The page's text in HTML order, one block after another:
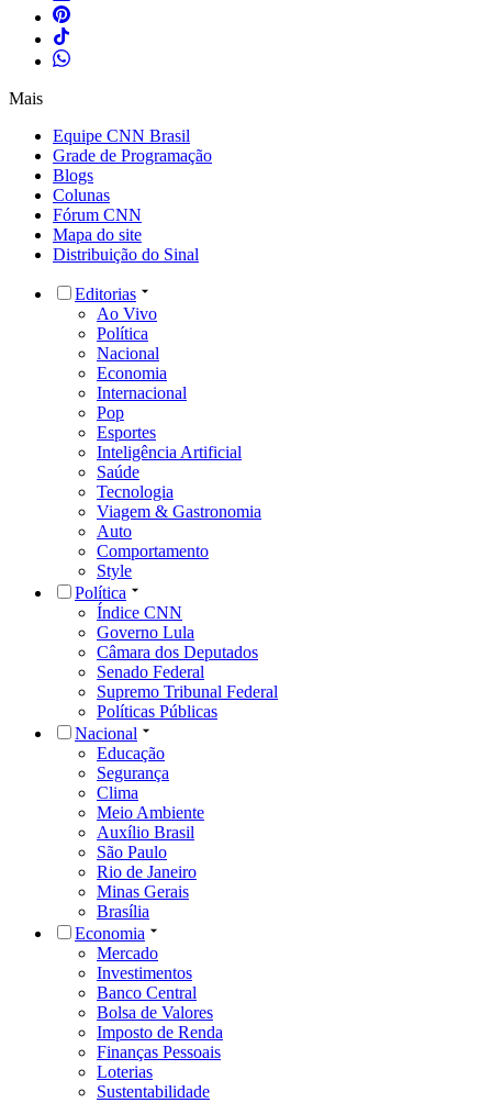
Mais
Equipe CNN Brasil
Grade de Programação
Blogs
Colunas
Fórum CNN
Mapa do site
Distribuição do Sinal
Editorias
Ao Vivo
Política
Nacional
Economia
Internacional
Pop
Esportes
Inteligência Artificial
Saúde
Tecnologia
Viagem & Gastronomia
Auto
Comportamento
Style
Política
Índice CNN
Governo Lula
Câmara dos Deputados
Senado Federal
Supremo Tribunal Federal
Políticas Públicas
Nacional
Educação
Segurança
Clima
Meio Ambiente
Auxílio Brasil
São Paulo
Rio de Janeiro
Minas Gerais
Brasília
Economia
Mercado
Investimentos
Banco Central
Bolsa de Valores
Imposto de Renda
Finanças Pessoais
Loterias
Sustentabilidade